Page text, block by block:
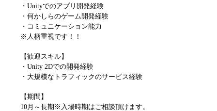
・Unityでのアプリ開発経験
・何かしらのゲーム開発経験
・コミュニケーション能力
※人柄重視です！！
【歓迎スキル】
・Unity 2Dでの開発経験
・大規模なトラフィックのサービス経験
【期間】
10月～長期※入場時期はご相談頂けます。